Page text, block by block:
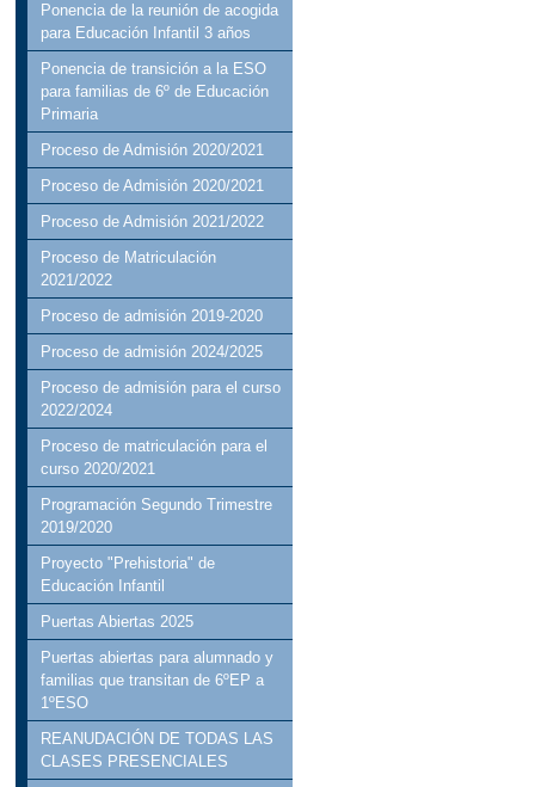
Ponencia de la reunión de acogida
para Educación Infantil 3 años
Ponencia de transición a la ESO
para familias de 6º de Educación
Primaria
Proceso de Admisión 2020/2021
Proceso de Admisión 2020/2021
Proceso de Admisión 2021/2022
Proceso de Matriculación
2021/2022
Proceso de admisión 2019-2020
Proceso de admisión 2024/2025
Proceso de admisión para el curso
2022/2024
Proceso de matriculación para el
curso 2020/2021
Programación Segundo Trimestre
2019/2020
Proyecto "Prehistoria" de
Educación Infantil
Puertas Abiertas 2025
Puertas abiertas para alumnado y
familias que transitan de 6ºEP a
1ºESO
REANUDACIÓN DE TODAS LAS
CLASES PRESENCIALES